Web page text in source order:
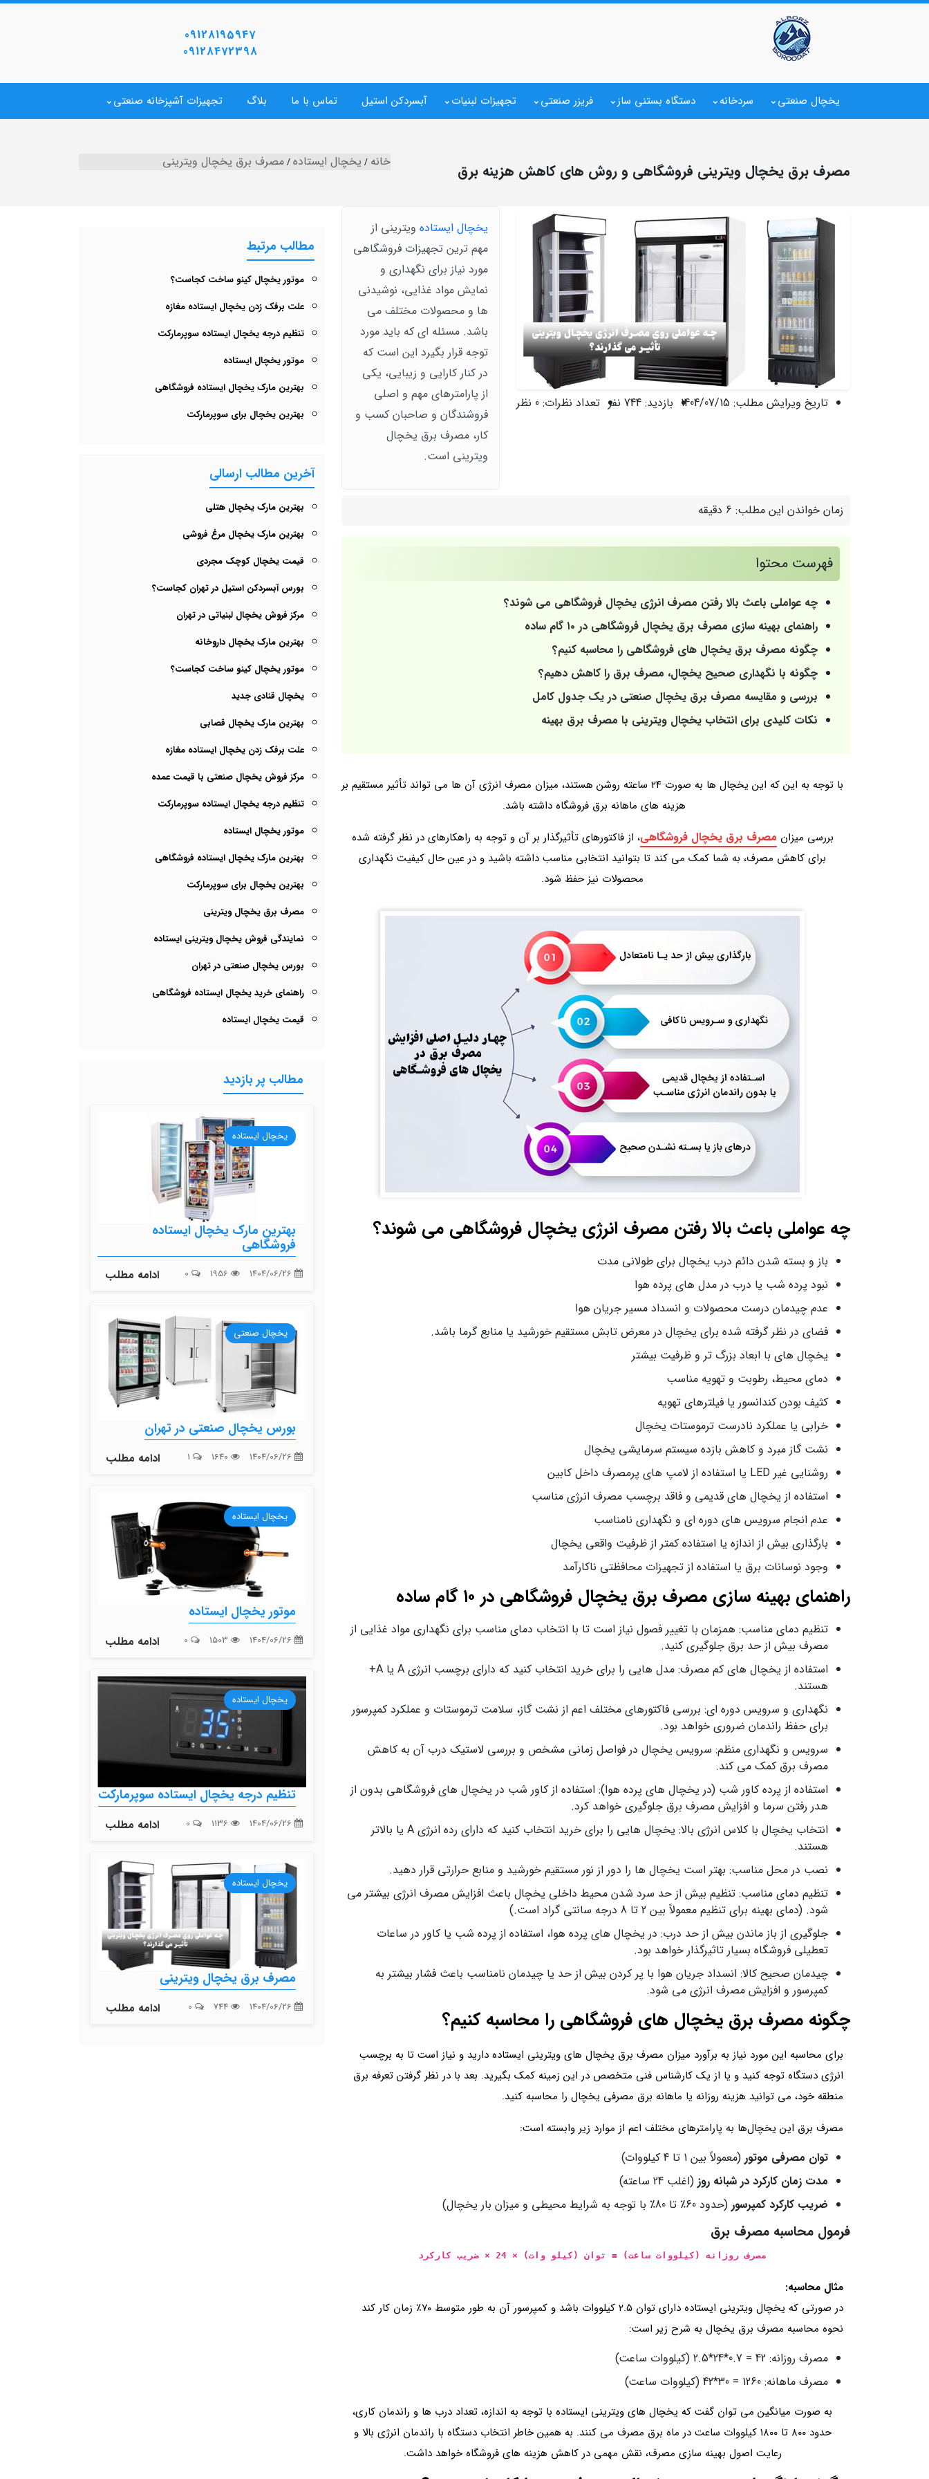
09128195947
09128472398
یخچال صنعتی سردخانه دستگاه بستنی ساز فریزر صنعتی تجهیزات لبنیات آبسردکن استیل تماس با ما بلاگ تجهیزات آشپزخانه صنعتی
مصرف برق یخچال ویترینی فروشگاهی و روش‌ های کاهش هزینه برق خانه یخچال ایستاده مصرف برق یخچال ویترینی
تاریخ ویرایش مطلب: 1404/07/15 بازدید: 744 نفر تعداد نظرات: 0 نظر
یخچال ایستادهویترینی از
مهم‌ ترین تجهیزات فروشگاهی
مورد نیاز برای نگهداری و
نمایش مواد غذایی، نوشیدنی‌
ها و محصولات مختلف می
باشد. مسئله ای که باید مورد
توجه قرار بگیرد این است که
در کنار کارایی و زیبایی، یکی
از پارامترهای مهم و اصلی
فروشندگان و صاحبان کسب‌ و
کار، مصرف برق یخچال
ویترینی است.
زمان خواندن این مطلب: 6 دقیقه
فهرست محتوا
چه عواملی باعث بالا رفتن مصرف انرژی یخچال فروشگاهی می‌ شوند؟
راهنمای بهینه‌ سازی مصرف برق یخچال فروشگاهی در ۱۰ گام ساده
چگونه مصرف برق یخچال‌ های فروشگاهی را محاسبه کنیم؟
چگونه با نگهداری صحیح یخچال، مصرف برق را کاهش دهیم؟
بررسی و مقایسه مصرف برق یخچال صنعتی در یک جدول کامل
نکات کلیدی برای انتخاب یخچال ویترینی با مصرف برق بهینه
با توجه به این که این یخچال ها به صورت ۲۴ ساعته روشن هستند، میزان مصرف انرژی آن‌ ها می‌ تواند تأثیر مستقیم بر
هزینه‌ های ماهانه برق فروشگاه داشته باشد.
بررسی میزان مصرف برق یخچال فروشگاهی، از فاکتورهای تأثیرگذار بر آن و توجه به راهکارهای در نظر گرفته شده
برای کاهش مصرف، به شما کمک می‌ کند تا بتوانید انتخابی مناسب داشته باشید و در عین حال کیفیت نگهداری
محصولات نیز حفظ شود.
چه عواملی باعث بالا رفتن مصرف انرژی یخچال فروشگاهی می‌ شوند؟
باز و بسته شدن دائم درب یخچال برای طولانی مدت
نبود پرده شب یا درب در مدل‌ های پرده هوا
عدم چیدمان درست محصولات و انسداد مسیر جریان هوا
فضای در نظر گرفته شده برای یخچال در معرض تابش مستقیم خورشید یا منابع گرما باشد.
یخچال‌ های با ابعاد بزرگ‌ تر و ظرفیت بیشتر
دمای محیط، رطوبت و تهویه مناسب
کثیف بودن کندانسور یا فیلترهای تهویه
خرابی یا عملکرد نادرست ترموستات یخچال
نشت گاز مبرد و کاهش بازده سیستم سرمایشی یخچال
روشنایی غیر LED یا استفاده از لامپ‌ های پرمصرف داخل کابین
استفاده از یخچال‌ های قدیمی و فاقد برچسب مصرف انرژی مناسب
عدم انجام سرویس‌ های دوره‌ ای و نگهداری نامناسب
بارگذاری بیش از اندازه یا استفاده کمتر از ظرفیت واقعی یخچال
وجود نوسانات برق یا استفاده از تجهیزات محافظتی ناکارآمد
راهنمای بهینه‌ سازی مصرف برق یخچال فروشگاهی در ۱۰ گام ساده
تنظیم دمای مناسب: همزمان با تغییر فصول نیاز است تا با انتخاب دمای مناسب برای نگهداری مواد غذایی از
مصرف بیش از حد برق جلوگیری کنید.
استفاده از یخچال‌ های کم‌ مصرف: مدل هایی را برای خرید انتخاب کنید که دارای برچسب انرژی A یا A+
هستند.
نگهداری و سرویس دوره‌ ای: بررسی فاکتورهای مختلف اعم از نشت گاز، سلامت ترموستات و عملکرد کمپرسور
برای حفظ راندمان ضروری خواهد بود.
سرویس و نگهداری منظم: سرویس یخچال در فواصل زمانی مشخص و بررسی لاستیک درب آن به کاهش
مصرف برق کمک می کند.
استفاده از پرده کاور شب (در یخچال های پرده هوا): استفاده از کاور شب در یخچال‌ های فروشگاهی بدون از
هدر رفتن سرما و افزایش مصرف برق جلوگیری خواهد کرد.
انتخاب یخچال با کلاس انرژی بالا: یخچال‌ هایی را برای خرید انتخاب کنید که دارای رده انرژی A یا بالاتر
هستند.
نصب در محل مناسب: بهتر است یخچال‌ ها را دور از نور مستقیم خورشید و منابع حرارتی قرار دهید.
تنظیم دمای مناسب: تنظیم بیش‌ از‌ حد سرد شدن محیط داخلی یخچال باعث افزایش مصرف انرژی بیشتر می‌
شود. (دمای بهینه برای تنظیم معمولاً بین 2 تا 8 درجه سانتی‌ گراد است.)
جلوگیری از باز ماندن بیش‌ از حد درب: در یخچال‌ های پرده‌ هوا، استفاده از پرده شب یا کاور در ساعات
تعطیلی فروشگاه بسیار تاثیرگذار خواهد بود.
چیدمان صحیح کالا: انسداد جریان هوا با پر کردن بیش‌ از حد یا چیدمان نامناسب باعث فشار بیشتر به
کمپرسور و افزایش مصرف انرژی می‌ شود.
چگونه مصرف برق یخچال‌ های فروشگاهی را محاسبه کنیم؟
برای محاسبه این مورد نیاز به برآورد میزان مصرف برق یخچال‌ های ویترینی ایستاده دارید و نیاز است تا به برچسب
انرژی دستگاه توجه کنید و یا از یک کارشناس فنی متخصص در این زمینه کمک بگیرید. بعد با در نظر گرفتن تعرفه برق
منطقه خود، می‌ توانید هزینه روزانه یا ماهانه برق مصرفی یخچال را محاسبه کنید.
مصرف برق این یخچال‌ها به پارامترهای مختلف اعم از موارد زیر وابسته است:
توان مصرفی موتور (معمولاً بین 1 تا 4 کیلووات)
مدت زمان کارکرد در شبانه‌ روز (اغلب 24 ساعته)
ضریب کارکرد کمپرسور (حدود 60٪ تا 80٪ با توجه به شرایط محیطی و میزان بار یخچال)
فرمول محاسبه مصرف برق
مصرف روزانه (کیلووات‌ ساعت) = توان (کیلو وات) × 24 × ضریب کارکرد
مثال محاسبه:
در صورتی که یخچال ویترینی ایستاده دارای توان ۲.۵ کیلووات باشد و کمپرسور آن به طور متوسط ۷۰٪ زمان کار کند
نحوه محاسبه مصرف برق یخچال به شرح زیر است:
مصرف روزانه: 42 = 0.7*24*2.5 (کیلووات‌ ساعت)
مصرف ماهانه: 1260 = 30*42 (کیلووات‌ ساعت)
به صورت میانگین می‌ توان گفت که یخچال‌ های ویترینی ایستاده با توجه به اندازه، تعداد درب‌ ها و راندمان کاری،
حدود ۸۰۰ تا ۱۸۰۰ کیلووات‌ ساعت در ماه برق مصرف می‌ کنند. به همین خاطر انتخاب دستگاه با راندمان انرژی بالا و
رعایت اصول بهینه‌ سازی مصرف، نقش مهمی در کاهش هزینه‌ های فروشگاه خواهد داشت.
مطالب مرتبط
موتور یخچال کینو ساخت کجاست؟
علت برفک زدن یخچال ایستاده مغازه
تنظیم درجه یخچال ایستاده سوپرمارکت
موتور یخچال ایستاده
بهترین مارک یخچال ایستاده فروشگاهی
بهترین یخچال برای سوپرمارکت
آخرین مطالب ارسالی
بهترین مارک یخچال هتلی
بهترین مارک یخچال مرغ‌ فروشی
قیمت یخچال کوچک مجردی
بورس آبسردکن استیل در تهران کجاست؟
مرکز فروش یخچال لبنیاتی در تهران
بهترین مارک یخچال داروخانه
موتور یخچال کینو ساخت کجاست؟
یخچال قنادی جدید
بهترین مارک یخچال قصابی
علت برفک زدن یخچال ایستاده مغازه
مرکز فروش یخچال صنعتی با قیمت عمده
تنظیم درجه یخچال ایستاده سوپرمارکت
موتور یخچال ایستاده
بهترین مارک یخچال ایستاده فروشگاهی
بهترین یخچال برای سوپرمارکت
مصرف برق یخچال ویترینی
نمایندگی فروش یخچال ویترینی ایستاده
بورس یخچال صنعتی در تهران
راهنمای خرید یخچال ایستاده فروشگاهی
قیمت یخچال ایستاده
مطالب پر بازدید
یخچال ایستاده
بهترین مارک یخچال ایستاده
فروشگاهی
ادامه مطلب
یخچال صنعتی
بورس یخچال صنعتی در تهران
ادامه مطلب
یخچال ایستاده
موتور یخچال ایستاده
ادامه مطلب
یخچال ایستاده
تنظیم درجه یخچال ایستاده سوپرمارکت
ادامه مطلب
یخچال ایستاده
مصرف برق یخچال ویترینی
ادامه مطلب